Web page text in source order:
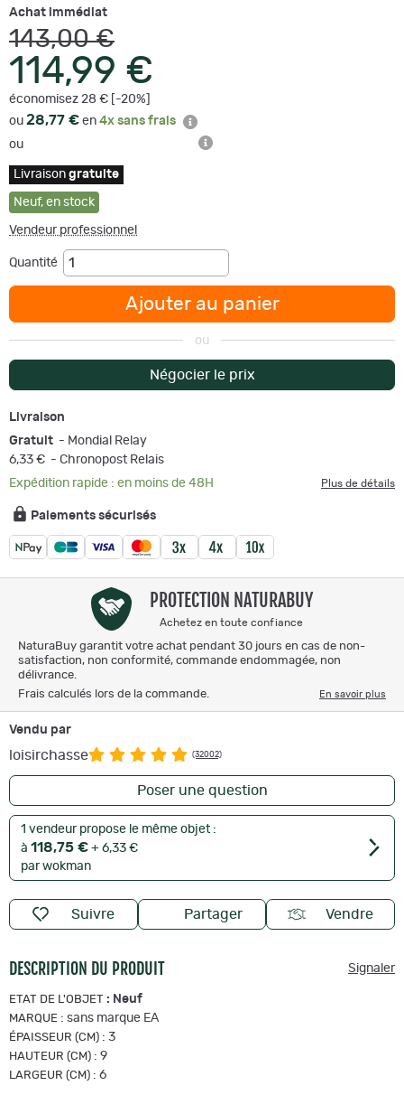
Achat immédiat
143,00 €
114,99 €
économisez 28 € [-20%]
ou 28,77 € en 4x sans frais
ou
Livraison gratuite
Neuf, en stock
Vendeur professionnel
Quantité
Ajouter au panier
ou
Négocier le prix
Livraison
Gratuit - Mondial Relay
6,33 € - Chronopost Relais
Expédition rapide : en moins de 48H
Plus de détails
Paiements sécurisés
PROTECTION NATURABUY
Achetez en toute confiance
NaturaBuy garantit votre achat pendant 30 jours en cas de non-
satisfaction, non conformité, commande endommagée, non
délivrance.
Frais calculés lors de la commande.
En savoir plus
Vendu par
loisirchasse (32002)
Poser une question
1 vendeur propose le même objet :
à 118,75 € + 6,33 €
par wokman
Suivre Partager Vendre
DESCRIPTION DU PRODUIT Signaler
ETAT DE L'OBJET : Neuf
MARQUE : sans marque EA
ÉPAISSEUR (CM) : 3
HAUTEUR (CM) : 9
LARGEUR (CM) : 6